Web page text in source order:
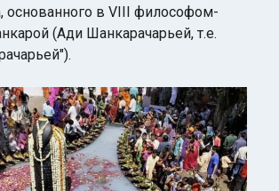
основанного в VIII философом-
(Ади Шанкарачарьей, т.е.